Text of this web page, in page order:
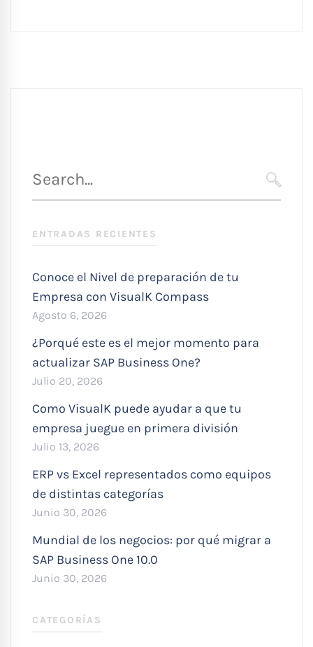
para
ENTRADAS RECIENTES
Conoce el Nivel de preparación de tu
Empresa con VisualK Compass
Agosto 6, 2026
¿Porqué este es el mejor momento para
actualizar SAP Business One?
Julio 20, 2026
Como VisualK puede ayudar a que tu
empresa juegue en primera división
Julio 13, 2026
ERP vs Excel representados como equipos
de distintas categorías
Junio 30, 2026
Mundial de los negocios: por qué migrar a
SAP Business One 10.0
Junio 30, 2026
CATEGORÍAS